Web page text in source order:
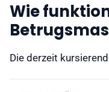
Wie
Die derzeit